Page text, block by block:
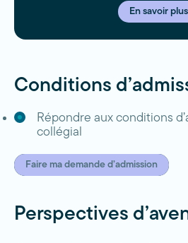
En savoir plus
Conditions
Répondre aux conditions
collégial
Faire ma demande d’admission
Perspectives